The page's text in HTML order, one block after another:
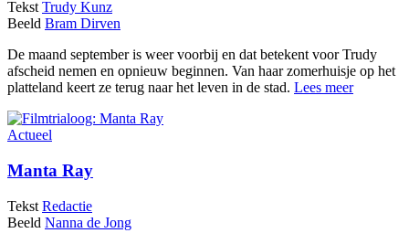
Tekst Trudy Kunz
Beeld Bram Dirven
De maand september is weer voorbij en dat betekent voor Trudy
afscheid nemen en opnieuw beginnen. Van haar zomerhuisje op het
platteland keert ze terug naar het leven in de stad. Lees meer
Actueel
Manta Ray
Tekst Redactie
Beeld Nanna de Jong